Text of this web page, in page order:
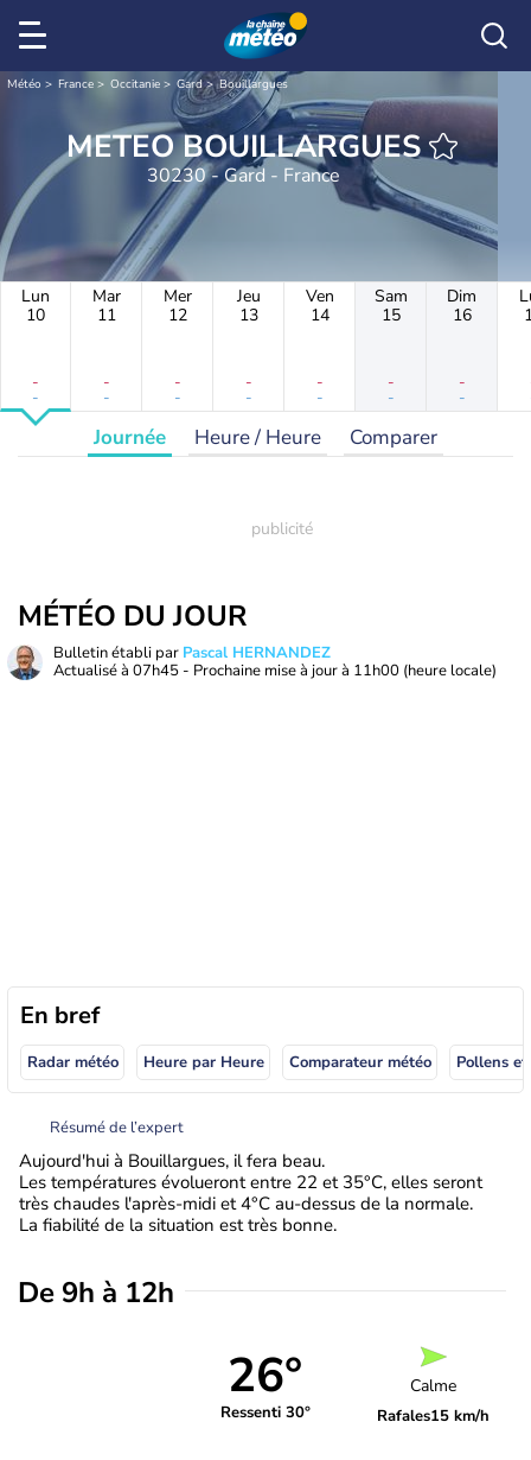
Météo France Occitanie Gard Bouillargues
METEO BOUILLARGUES
30230 - Gard - France
Lun
10
-
-
Mar
11
-
-
Mer
12
-
-
Jeu
13
-
-
Ven
14
-
-
Sam
15
-
-
Dim
16
-
-
Journée Heure / Heure Comparer
MÉTÉO DU JOUR
Bulletin établi par Pascal HERNANDEZ
Actualisé à 07h45 - Prochaine mise à jour à 11h00 (heure locale)
En bref
Radar météo Heure par Heure Comparateur météo Pollens
Résumé de l’expert
Aujourd'hui à Bouillargues, il fera beau.
Les températures évolueront entre 22 et 35°C, elles seront
très chaudes l'après-midi et 4°C au-dessus de la normale.
La fiabilité de la situation est très bonne.
De 9h à 12h
26°
Ressenti 30°
Calme
Rafales15 km/h